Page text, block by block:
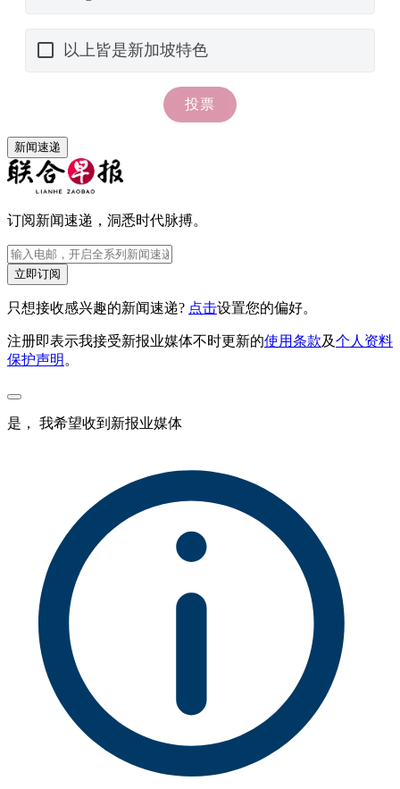
新闻速递
订阅新闻速递，洞悉时代脉搏。
立即订阅
只想接收感兴趣的新闻速递? 点击设置您的偏好。
注册即表示我接受新报业媒体不时更新的使用条款及个人资料
保护声明 。
是， 我希望收到新报业媒体